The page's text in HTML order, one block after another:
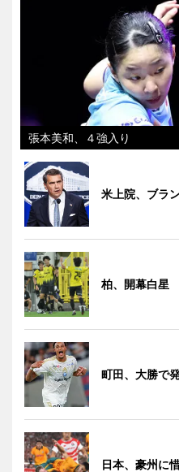
張本美和、４強入り
米上院、ブラ
柏、開幕白星
町田、大勝で
日本、豪州に